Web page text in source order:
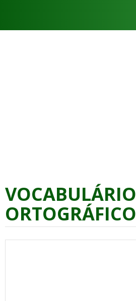
VOCABULÁRIO
ORTOGRÁFICO